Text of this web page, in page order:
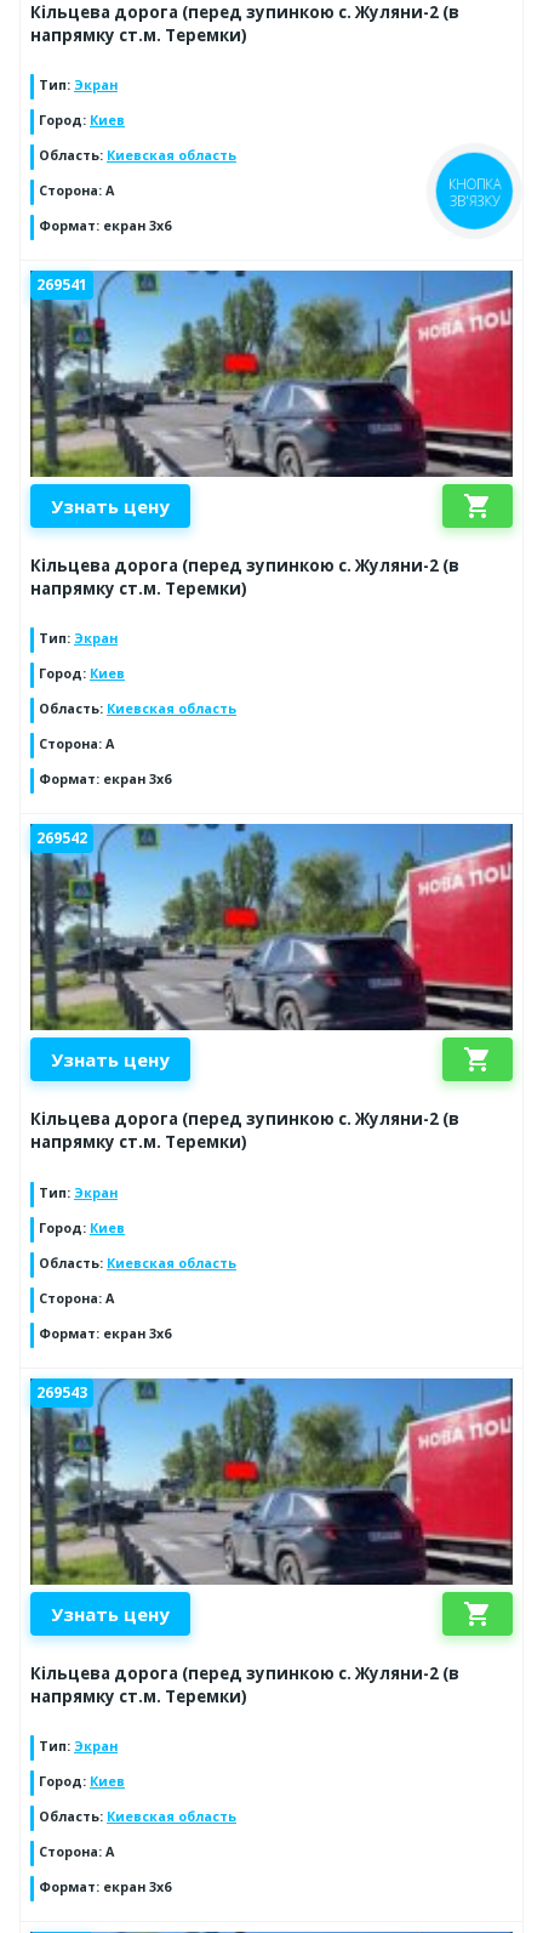
Кільцева дорога (перед зупинкою с. Жуляни-2 (в
напрямку ст.м. Теремки)
Тип: Экран
Город: Киев
Область: Киевская область
Сторона: A
Формат: екран 3х6
269541
Узнать цену shopping_cart
Кільцева дорога (перед зупинкою с. Жуляни-2 (в
напрямку ст.м. Теремки)
Тип: Экран
Город: Киев
Область: Киевская область
Сторона: A
Формат: екран 3х6
269542
Узнать цену shopping_cart
Кільцева дорога (перед зупинкою с. Жуляни-2 (в
напрямку ст.м. Теремки)
Тип: Экран
Город: Киев
Область: Киевская область
Сторона: A
Формат: екран 3х6
269543
Узнать цену shopping_cart
Кільцева дорога (перед зупинкою с. Жуляни-2 (в
напрямку ст.м. Теремки)
Тип: Экран
Город: Киев
Область: Киевская область
Сторона: A
Формат: екран 3х6
КНОПКА
ЗВ'ЯЗКУ